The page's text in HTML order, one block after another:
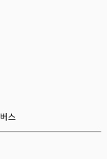
스